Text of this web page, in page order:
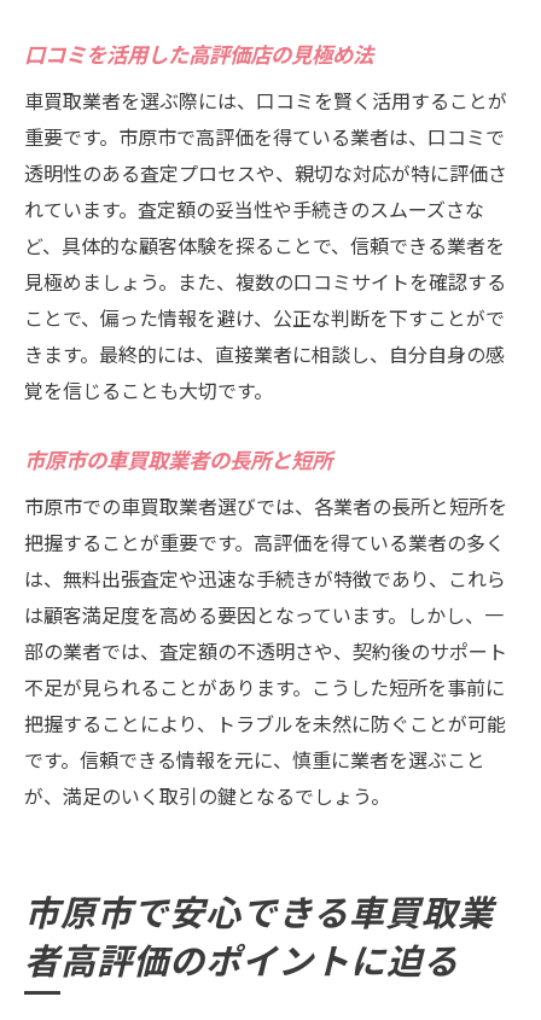
口コミを活用した高評価店の見極め法
車買取業者を選ぶ際には、口コミを賢く活用することが
重要です。市原市で高評価を得ている業者は、口コミで
透明性のある査定プロセスや、親切な対応が特に評価さ
れています。査定額の妥当性や手続きのスムーズさな
ど、具体的な顧客体験を探ることで、信頼できる業者を
見極めましょう。また、複数の口コミサイトを確認する
ことで、偏った情報を避け、公正な判断を下すことがで
きます。最終的には、直接業者に相談し、自分自身の感
覚を信じることも大切です。
市原市の車買取業者の長所と短所
市原市での車買取業者選びでは、各業者の長所と短所を
把握することが重要です。高評価を得ている業者の多く
は、無料出張査定や迅速な手続きが特徴であり、これら
は顧客満足度を高める要因となっています。しかし、一
部の業者では、査定額の不透明さや、契約後のサポート
不足が見られることがあります。こうした短所を事前に
把握することにより、トラブルを未然に防ぐことが可能
です。信頼できる情報を元に、慎重に業者を選ぶこと
が、満足のいく取引の鍵となるでしょう。
市原市で安心できる車買取業
者高評価のポイントに迫る